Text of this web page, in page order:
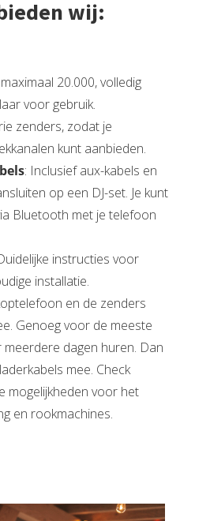
wij:
20.000, volledig
voor gebruik.
zenders, zodat je
kunt aanbieden.
: Inclusief aux-kabels en
op een DJ-set. Je kunt
Bluetooth met je telefoon
instructies voor
installatie.
en de zenders
Genoeg voor de meeste
meerdere dagen huren. Dan
mee. Check
mogelijkheden voor het
en rookmachines.